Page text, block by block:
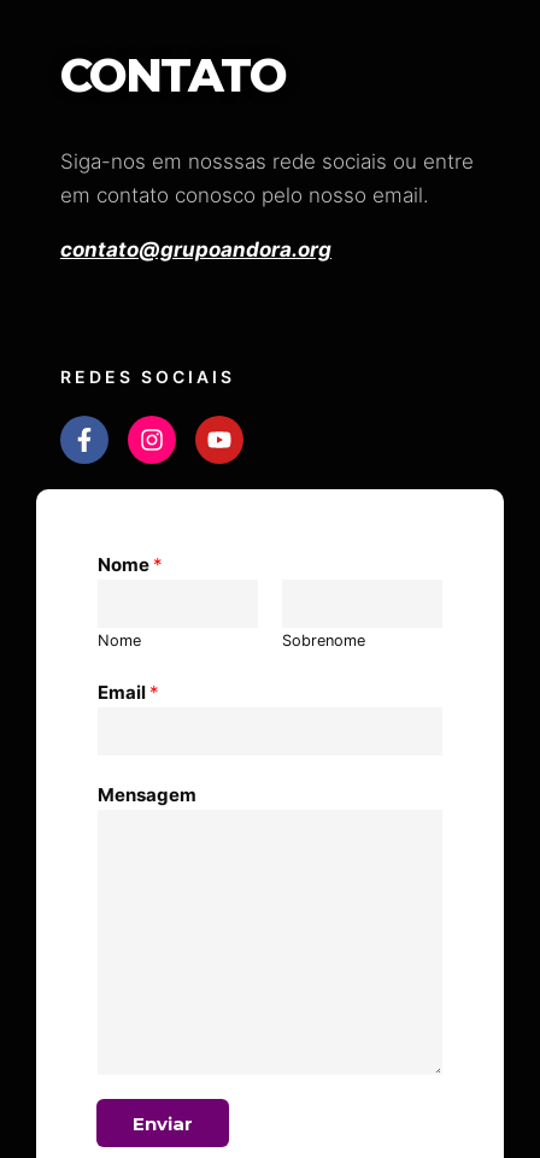
CONTATO
Siga-nos em nosssas rede sociais ou entre
em contato conosco pelo nosso email.
contato@grupoandora.org
REDES SOCIAIS
Nome *
Nome Sobrenome
Email *
Mensagem
Enviar